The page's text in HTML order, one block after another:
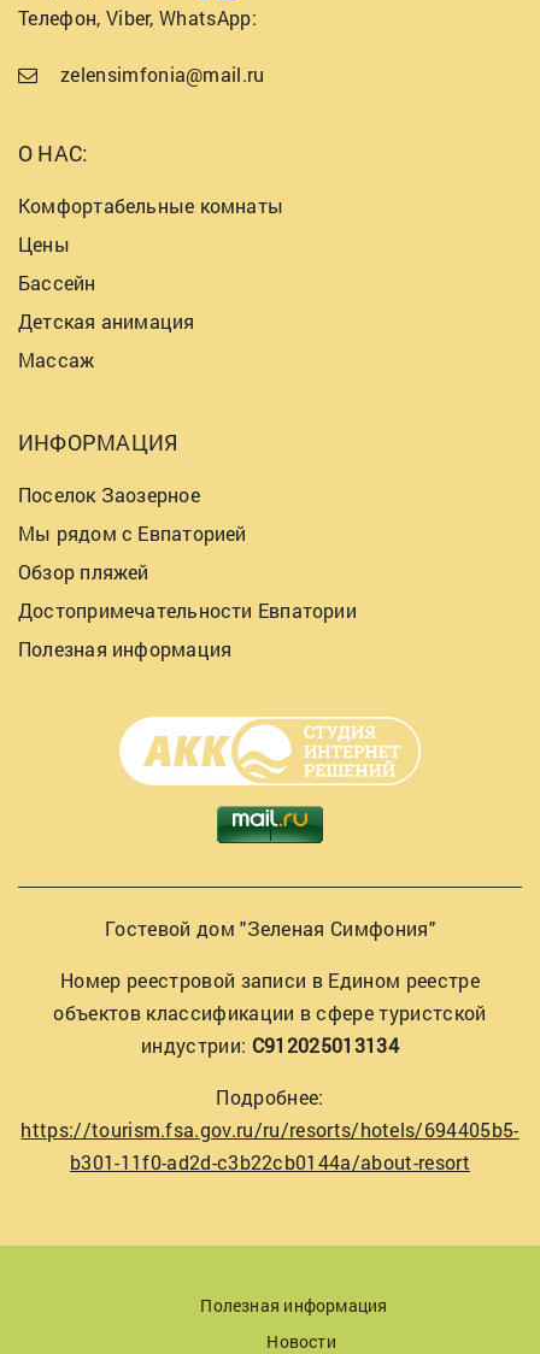
Телефон, Viber, WhatsApp:
zelensimfonia@mail.ru
О НАС:
Комфортабельные комнаты
Цены
Бассейн
Детская анимация
Массаж
ИНФОРМАЦИЯ
Поселок Заозерное
Мы рядом с Евпаторией
Обзор пляжей
Достопримечательности Евпатории
Полезная информация
Гостевой дом "Зеленая Симфония"
Номер реестровой записи в Едином реестре
объектов классификации в сфере туристской
индустрии: С912025013134
Подробнее:
https://tourism.fsa.gov.ru/ru/resorts/hotels/694405b5-
b301-11f0-ad2d-c3b22cb0144a/about-resort
Полезная информация
Новости